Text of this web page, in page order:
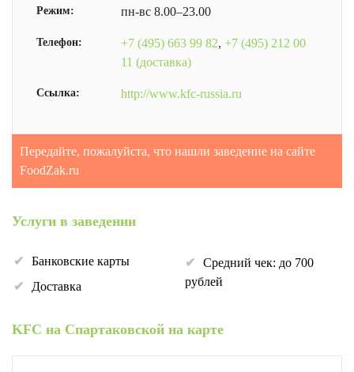
Режим: пн-вс 8.00–23.00
Телефон: +7 (495) 663 99 82, +7 (495) 212 00
11 (доставка)
Ссылка: http://www.kfc-russia.ru
Передайте, пожалуйста, что нашли заведение на сайте
FoodZak.ru
Услуги в заведении
Банковские карты
Доставка
Средний чек: до 700
рублей
KFC на Спартаковской на карте